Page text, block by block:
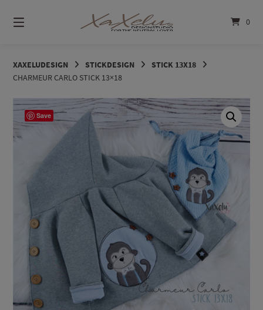
zum
Inhalt
0
XAXELUDESIGN STICKDESIGN
STICK 13X18
CHARMEUR CARLO STICK 13×18
Save